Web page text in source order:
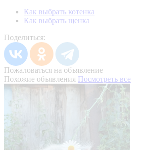
Как выбрать котенка
Как выбрать щенка
Поделиться:
Пожаловаться на объявление
Похожие объявления Посмотреть все